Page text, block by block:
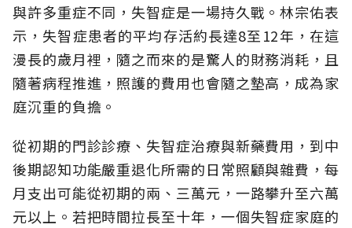
與許多重症不同，失智症是一場持久戰。林宗佑表
示，失智症患者的平均存活約長達8至12年，在這
漫長的歲月裡，隨之而來的是驚人的財務消耗，且
隨著病程推進，照護的費用也會隨之墊高，成為家
庭沉重的負擔。
從初期的門診診療、失智症治療與新藥費用，到中
後期認知功能嚴重退化所需的日常照顧與雜費，每
月支出可能從初期的兩、三萬元，一路攀升至六萬
元以上。若把時間拉長至十年，一個失智症家庭的